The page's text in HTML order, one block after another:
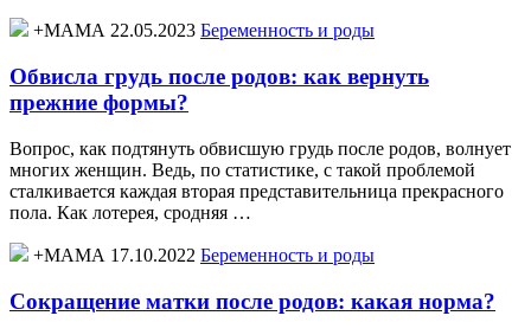
+МАМА 22.05.2023 Беременность и роды
Обвисла грудь после родов: как вернуть
прежние формы?
Вопрос, как подтянуть обвисшую грудь после родов, волнует
многих женщин. Ведь, по статистике, с такой проблемой
сталкивается каждая вторая представительница прекрасного
пола. Как лотерея, сродняя …
+МАМА 17.10.2022 Беременность и роды
Сокращение матки после родов: какая норма?